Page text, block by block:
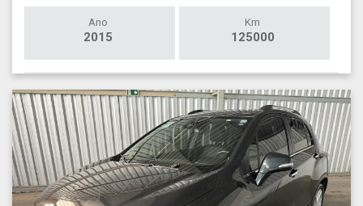
Ano
2015
Km
125000